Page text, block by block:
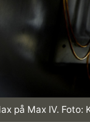
på Max IV. Foto: